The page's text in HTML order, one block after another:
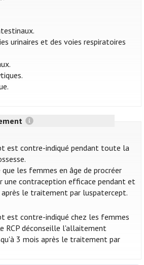
urinaires et des voies respiratoires
est contre-indiqué pendant toute la
que les femmes en âge de procréer
une contraception efficace pendant et
après le traitement par luspatercept.
est contre-indiqué chez les femmes
RCP déconseille l'allaitement
3 mois après le traitement par